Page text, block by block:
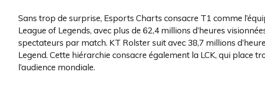
Sans trop de surprise, Esports Charts consacre T1 comme
League of Legends, avec plus de 62,4 millions d’heures
spectateurs par match. KT Rolster suit avec 38,7 millions
Legend. Cette hiérarchie consacre également la LCK, qui place
l’audience mondiale.